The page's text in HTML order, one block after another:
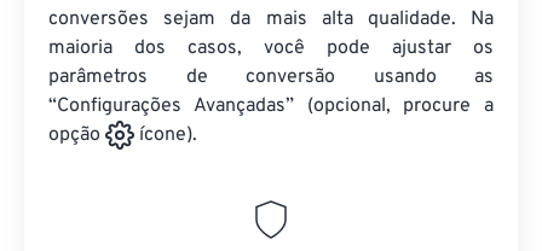
conversões sejam da mais alta qualidade. Na
maioria dos casos, você pode ajustar os
parâmetros de conversão usando as
“Configurações Avançadas” (opcional, procure a
opção
ícone).